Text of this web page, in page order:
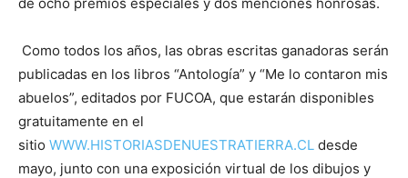
Como todos los años, las obras escritas ganadoras serán
publicadas en los libros “Antología” y “Me lo contaron mis
abuelos”, editados por FUCOA, que estarán disponibles
gratuitamente en el
sitio WWW.HISTORIASDENUESTRATIERRA.CL desde
mayo, junto con una exposición virtual de los dibujos y